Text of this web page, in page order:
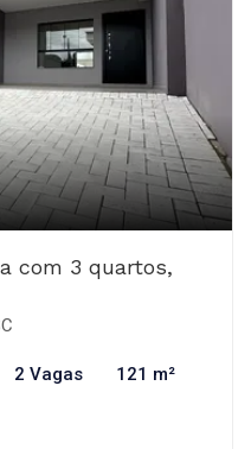
com 3 quartos,
2 Vagas 121 m²